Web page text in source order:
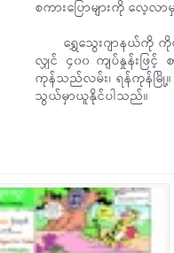
စကားပြောများကို လေ့
ရွှေသွေးဂျာနယ်ကို
လျှင် ၄၀၀ ကျပ်နှုန်းဖြင့်
ကုန်သည်လမ်း၊ ရန်ကုန်မြို့
သွယ်မှာယူနိုင်ပါသည်။